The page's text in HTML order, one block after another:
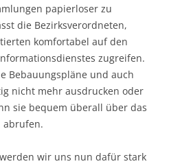
papierloser zu
die Bezirksverordneten,
komfortabel auf den
zugreifen.
Bebauungspläne und auch
nicht mehr ausdrucken oder
sie bequem überall über das
abrufen.
wir uns nun dafür stark